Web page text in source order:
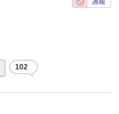
102